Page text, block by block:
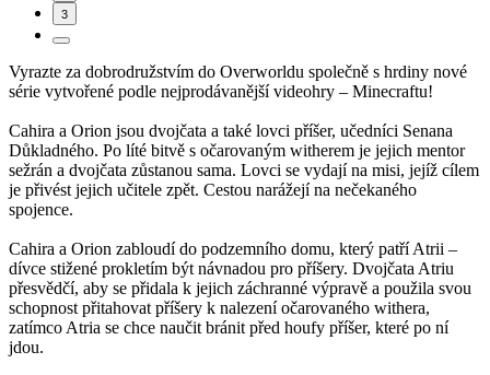
3
Vyrazte za dobrodružstvím do Overworldu společně s hrdiny nové
série vytvořené podle nejprodávanější videohry – Minecraftu!
Cahira a Orion jsou dvojčata a také lovci příšer, učedníci Senana
Důkladného. Po líté bitvě s očarovaným witherem je jejich mentor
sežrán a dvojčata zůstanou sama. Lovci se vydají na misi, jejíž cílem
je přivést jejich učitele zpět. Cestou narážejí na nečekaného
spojence.
Cahira a Orion zabloudí do podzemního domu, který patří Atrii –
dívce stižené prokletím být návnadou pro příšery. Dvojčata Atriu
přesvědčí, aby se přidala k jejich záchranné výpravě a použila svou
schopnost přitahovat příšery k nalezení očarovaného withera,
zatímco Atria se chce naučit bránit před houfy příšer, které po ní
jdou.